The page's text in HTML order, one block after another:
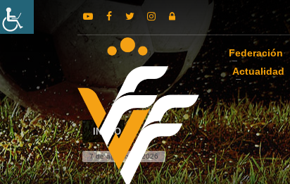
Federación
Actualidad
INICIO
7 de agosto de 2026